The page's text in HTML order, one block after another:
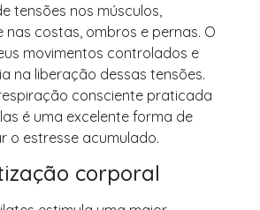
tensões nos músculos,
nas costas, ombros e pernas. O
movimentos controlados e
na liberação dessas tensões.
consciente praticada
é uma excelente forma de
o estresse acumulado.
corporal